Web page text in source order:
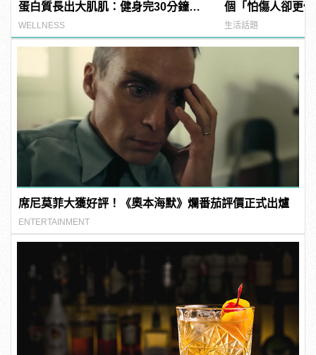
蛋白質長出大肌肌：健身完30分鐘是
黃金時間？
WELLNESS
個「怕傷人卻更
manfashion這樣
生活話題
席尼莫菲大獲好評！《奧本海默》爛番茄評價正式出爐
ENTERTAINMENT